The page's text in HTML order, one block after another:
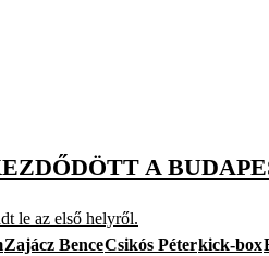
A
le az első helyről.
Zajácz BenceCsikós Péterkick-box